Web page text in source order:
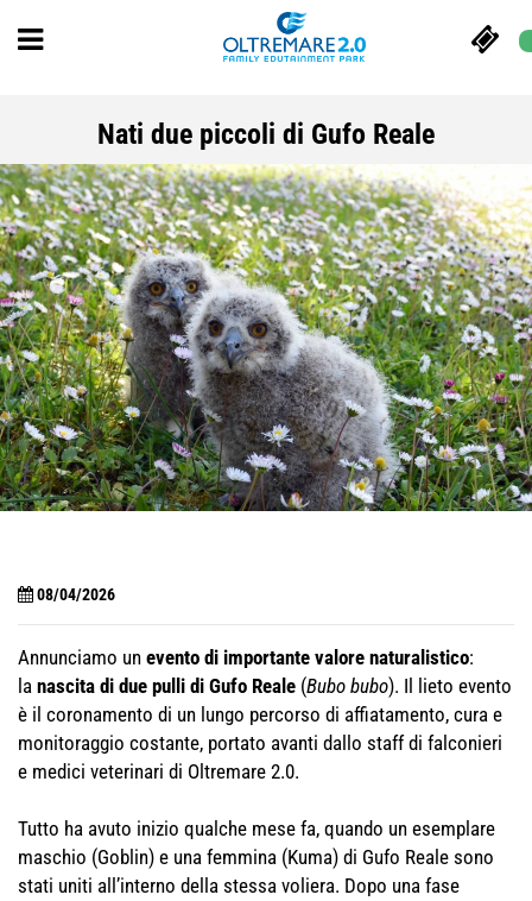
Nati due piccoli di Gufo Reale
08/04/2026
Annunciamo un evento di importante valore naturalistico:
la nascita di due pulli di Gufo Reale (Bubo bubo). Il lieto evento
è il coronamento di un lungo percorso di affiatamento, cura e
monitoraggio costante, portato avanti dallo staff di falconieri
e medici veterinari di Oltremare 2.0.
Tutto ha avuto inizio qualche mese fa, quando un esemplare
maschio (Goblin) e una femmina (Kuma) di Gufo Reale sono
stati uniti all’interno della stessa voliera. Dopo una fase